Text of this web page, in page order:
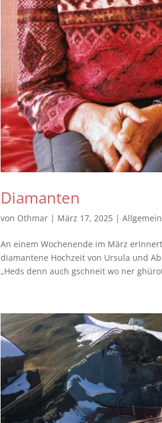
Diamanten
von Othmar | März 17, 2025 | Allgemein
An einem Wochenende im März
diamantene Hochzeit von Ursula und
„Heds denn auch gschneit wo ner